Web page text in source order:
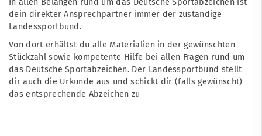
dein direkter Ansprechpartner immer der zuständige
Landessportbund.
Von dort erhältst du alle Materialien in der gewünschten
Stückzahl sowie kompetente Hilfe bei allen Fragen rund um
das Deutsche Sportabzeichen. Der Landessportbund stellt
dir auch die Urkunde aus und schickt dir (falls gewünscht)
das entsprechende Abzeichen zu